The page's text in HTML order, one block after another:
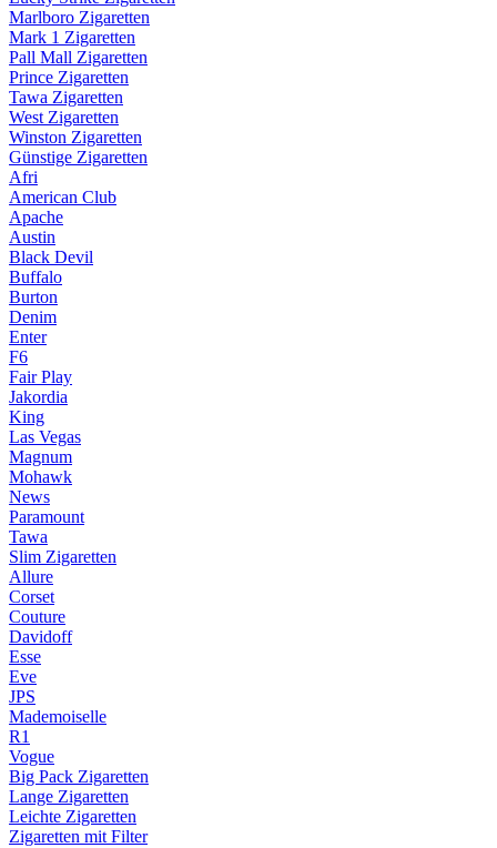
Marlboro Zigaretten
Mark 1 Zigaretten
Pall Mall Zigaretten
Prince Zigaretten
Tawa Zigaretten
West Zigaretten
Winston Zigaretten
Günstige Zigaretten
Afri
American Club
Apache
Austin
Black Devil
Buffalo
Burton
Denim
Enter
F6
Fair Play
Jakordia
King
Las Vegas
Magnum
Mohawk
News
Paramount
Tawa
Slim Zigaretten
Allure
Corset
Couture
Davidoff
Esse
Eve
JPS
Mademoiselle
R1
Vogue
Big Pack Zigaretten
Lange Zigaretten
Leichte Zigaretten
Zigaretten mit Filter